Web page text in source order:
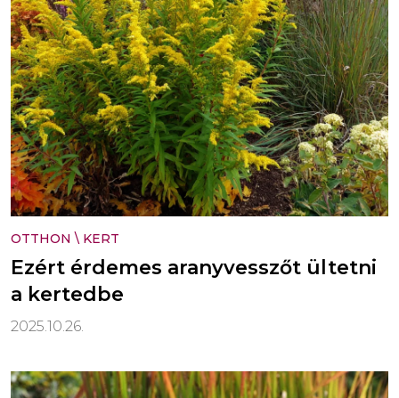
OTTHON \ KERT
Ezért érdemes aranyvesszőt ültetni
a kertedbe
2025.10.26.